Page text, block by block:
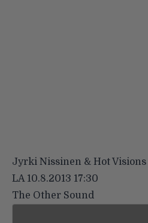
Jyrki Nissinen & Hot Visions
LA 10.8.2013 17:30
The Other Sound